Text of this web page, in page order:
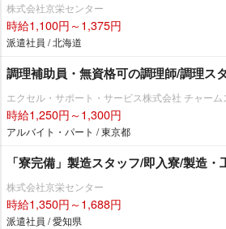
株式会社京栄センター
時給1,100円～1,375円
派遣社員 / 北海道
調理補助員・無資格可の調理師/調理ス
エクセル・サポート・サービス株式会社 チャー
時給1,250円～1,300円
アルバイト・パート / 東京都
「寮完備」製造スタッフ/即入寮/製造
株式会社京栄センター
時給1,350円～1,688円
派遣社員 / 愛知県